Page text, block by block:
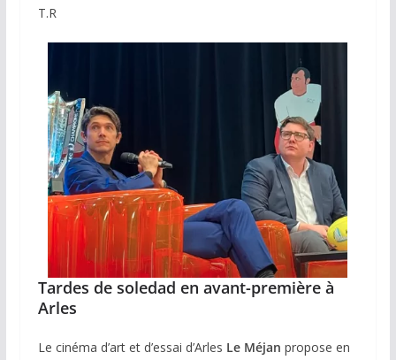
T.R
Tardes de soledad en avant-première à
Arles
Le cinéma d’art et d’essai d’Arles Le Méjan propose en